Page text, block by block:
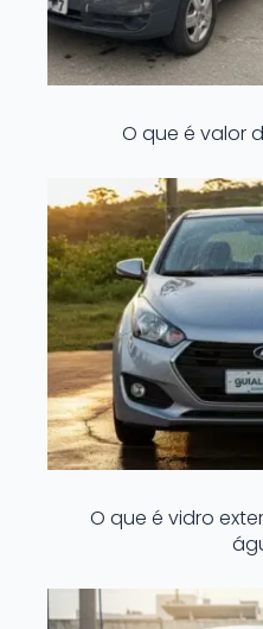
O que é valor
O que é vidro